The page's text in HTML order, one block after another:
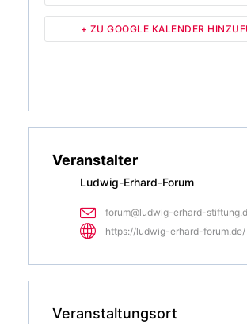
+ ZU GOOGLE KALENDER
Veranstalter
Ludwig-Erhard-Forum
forum@ludwig-erhard-
https://ludwig-erhard-forum.de/
Veranstaltungsort